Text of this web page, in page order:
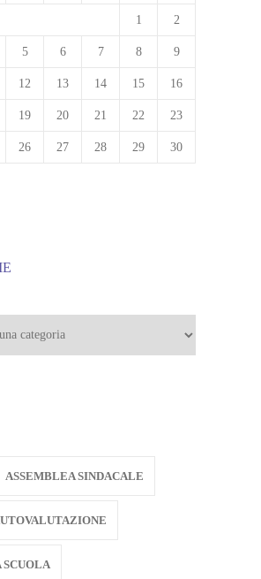
1 2
5 6 7 8 9
12 13 14 15 16
19 20 21 22 23
26 27 28 29 30
ASSEMBLEA SINDACALE
SCUOLA